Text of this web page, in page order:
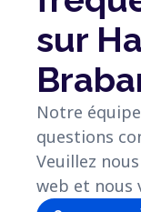
sur
Notre
questions
Veuillez
web et nous